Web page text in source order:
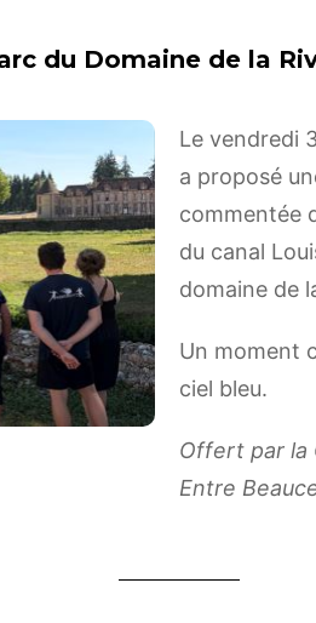
du Domaine de la
Le vendredi
a proposé
commentée
du canal
domaine de
Un moment
ciel bleu.
Offert par la
Entre